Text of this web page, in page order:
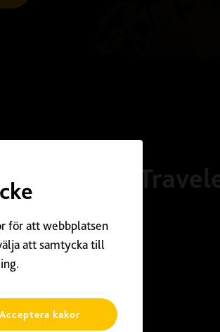
Tripadvisor
för att webbplatsen
att samtycka till
Acceptera kakor